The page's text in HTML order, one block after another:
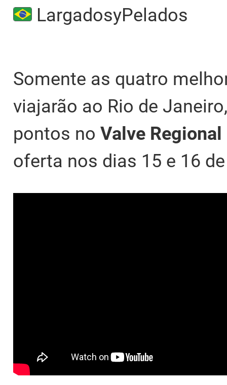
LargadosyPelados
Somente as quatro
viajarão ao Rio de
pontos no Valve
oferta nos dias 15 e 16